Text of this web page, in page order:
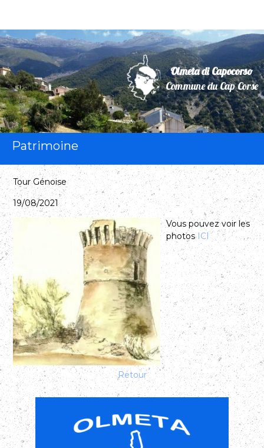
Olmeta di Capocorso
Commune du Cap Corse
Patrimoine
Tour Génoise
19/08/2021
Vous pouvez voir les
photosICI
Retour